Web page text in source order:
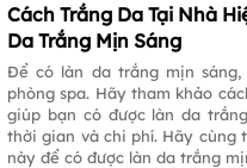
Cách Trắng Da Tại Nhà
Da Trắng Mịn Sáng
Để có làn da trắng mịn
phòng spa. Hãy tham khảo
giúp bạn có được làn da
thời gian và chi phí. Hãy cùng
này để có được làn da trắng